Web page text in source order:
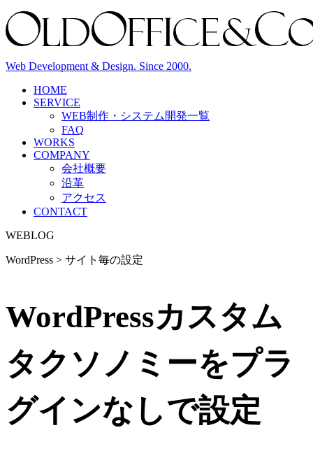
Web Development & Design. Since 2000.
HOME
SERVICE
WEB制作・システム開発一覧
FAQ
WORKS
COMPANY
会社概要
沿革
アクセス
CONTACT
WEBLOG
WordPress > サイト毎の設定
WordPressカスタム
タクソノミーをプラ
グインなしで設定